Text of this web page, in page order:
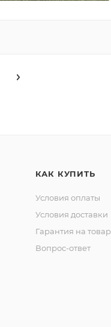
КАК КУПИТЬ
Условия оплаты
Условия доставки
Гарантия на товар
Вопрос-ответ